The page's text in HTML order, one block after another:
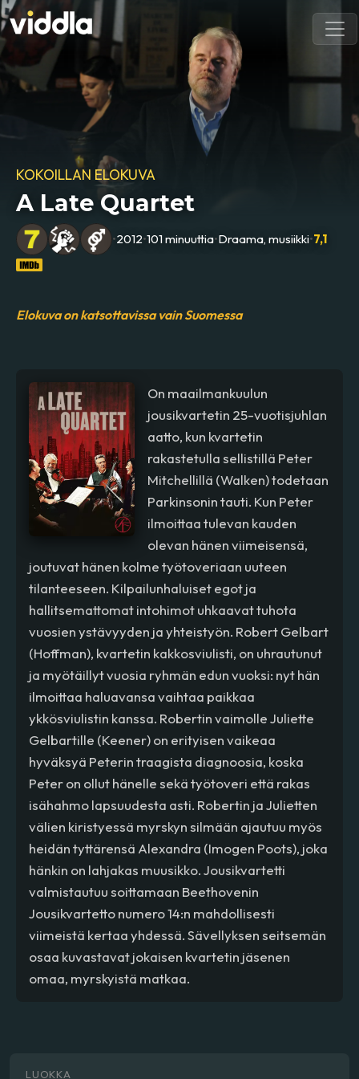
KOKOILLAN ELOKUVA
A Late Quartet
•2012•101 minuuttia•Draama, musiikki•7,1
Elokuva on katsottavissa vain Suomessa
On maailmankuulun
jousikvartetin 25-vuotisjuhlan
aatto, kun kvartetin
rakastetulla sellistillä Peter
Mitchellillä (Walken) todetaan
Parkinsonin tauti. Kun Peter
ilmoittaa tulevan kauden
olevan hänen viimeisensä,
joutuvat hänen kolme työtoveriaan uuteen
tilanteeseen. Kilpailunhaluiset egot ja
hallitsemattomat intohimot uhkaavat tuhota
vuosien ystävyyden ja yhteistyön. Robert Gelbart
(Hoffman), kvartetin kakkosviulisti, on uhrautunut
ja myötäillyt vuosia ryhmän edun vuoksi: nyt hän
ilmoittaa haluavansa vaihtaa paikkaa
ykkösviulistin kanssa. Robertin vaimolle Juliette
Gelbartille (Keener) on erityisen vaikeaa
hyväksyä Peterin traagista diagnoosia, koska
Peter on ollut hänelle sekä työtoveri että rakas
isähahmo lapsuudesta asti. Robertin ja Julietten
välien kiristyessä myrskyn silmään ajautuu myös
heidän tyttärensä Alexandra (Imogen Poots), joka
hänkin on lahjakas muusikko. Jousikvartetti
valmistautuu soittamaan Beethovenin
Jousikvartetto numero 14:n mahdollisesti
viimeistä kertaa yhdessä. Sävellyksen seitsemän
osaa kuvastavat jokaisen kvartetin jäsenen
omaa, myrskyistä matkaa.
LUOKKA